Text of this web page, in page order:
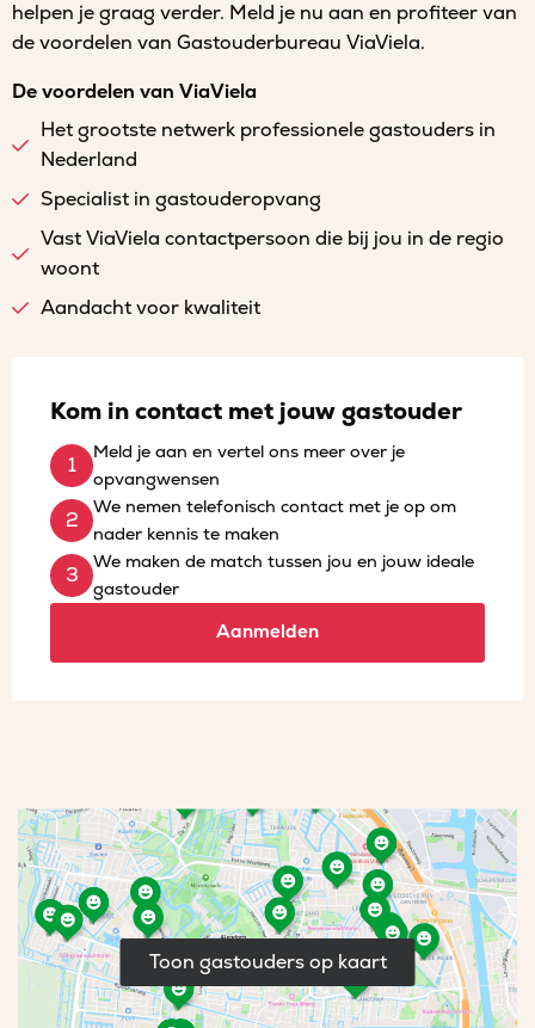
helpen je graag verder. Meld je nu aan en profiteer van
de voordelen van Gastouderbureau ViaViela.
De voordelen van ViaViela
Het grootste netwerk professionele gastouders in
Nederland
Specialist in gastouderopvang
Vast ViaViela contactpersoon die bij jou in de regio
woont
Aandacht voor kwaliteit
Kom in contact met jouw gastouder
Meld je aan en vertel ons meer over je
opvangwensen
We nemen telefonisch contact met je op om
nader kennis te maken
We maken de match tussen jou en jouw ideale
gastouder
Aanmelden
Toon gastouders op kaart